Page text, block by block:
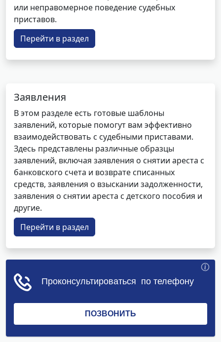
или неправомерное поведение судебных
приставов.
Перейти в раздел
Заявления
В этом разделе есть готовые шаблоны
заявлений, которые помогут вам эффективно
взаимодействовать с судебными приставами.
Здесь представлены различные образцы
заявлений, включая заявления о снятии ареста с
банковского счета и возврате списанных
средств, заявления о взыскании задолженности,
заявления о снятии ареста с детского пособия и
другие.
Перейти в раздел